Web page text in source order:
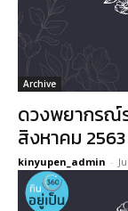
Archive
ดวงพยากรณ์
สิงหาคม
kinyupen_admin -